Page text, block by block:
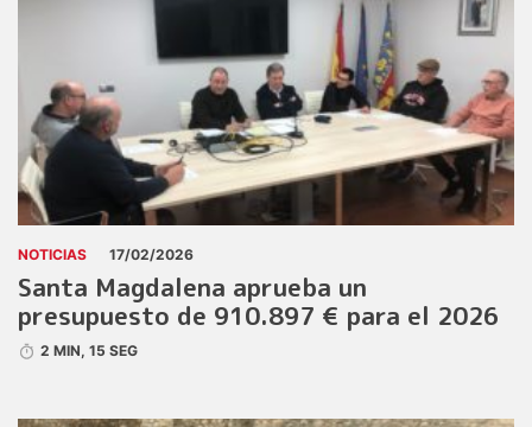
NOTICIAS 17/02/2026
Santa Magdalena aprueba un
presupuesto de 910.897 € para el 2026
2 MIN, 15 SEG